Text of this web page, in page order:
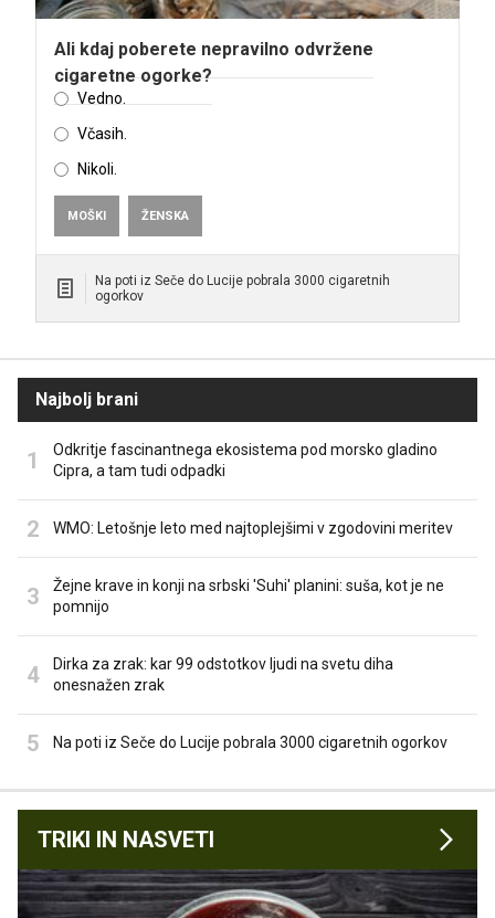
Ali kdaj poberete nepravilno odvržene
cigaretne ogorke?
Vedno.
Včasih.
Nikoli.
MOŠKI ŽENSKA
Na poti iz Seče do Lucije pobrala 3000 cigaretnih
ogorkov
Najbolj brani
Odkritje fascinantnega ekosistema pod morsko gladino
Cipra, a tam tudi odpadki
WMO: Letošnje leto med najtoplejšimi v zgodovini meritev
Žejne krave in konji na srbski 'Suhi' planini: suša, kot je ne
pomnijo
Dirka za zrak: kar 99 odstotkov ljudi na svetu diha
onesnažen zrak
Na poti iz Seče do Lucije pobrala 3000 cigaretnih ogorkov
TRIKI IN NASVETI